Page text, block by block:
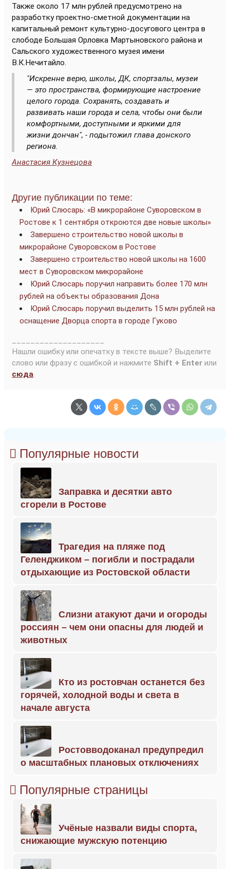
Также около 17 млн рублей предусмотрено на
разработку проектно-сметной документации на
капитальный ремонт культурно-досугового центра в
слободе Большая Орловка Мартыновского района и
Сальского художественного музея имени
В.К.Нечитайло.
"Искренне верю, школы, ДК, спортзалы, музеи
— это пространства, формирующие настроение
целого города. Сохранять, создавать и
развивать наши города и села, чтобы они были
комфортными, доступными и яркими для
жизни дончан", - подытожил глава донского
региона.
Анастасия Кузнецова
Другие публикации по теме:
Юрий Слюсарь: «В микрорайоне Суворовском в
Ростове к 1 сентября откроются две новые школы»
Завершено строительство новой школы в
микрорайоне Суворовском в Ростове
Завершено строительство новой школы на 1600
мест в Суворовском микрорайоне
Юрий Слюсарь поручил направить более 170 млн
рублей на объекты образования Дона
Юрий Слюсарь поручил выделить 15 млн рублей на
оснащение Дворца спорта в городе Гуково
Нашли ошибку или опечатку в тексте выше? Выделите
слово или фразу с ошибкой и нажмите Shift + Enter или
сюда.
Популярные новости
Заправка и десятки авто
сгорели в Ростове
Трагедия на пляже под
Геленджиком – погибли и пострадали
отдыхающие из Ростовской области
Слизни атакуют дачи и огороды
россиян – чем они опасны для людей и
животных
Кто из ростовчан останется без
горячей, холодной воды и света в
начале августа
Ростовводоканал предупредил
о масштабных плановых отключениях
Популярные страницы
Учёные назвали виды спорта,
снижающие мужскую потенцию